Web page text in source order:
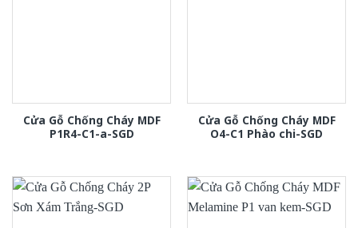
Cửa Gỗ Chống Cháy MDF
P1R4-C1-a-SGD
Cửa Gỗ Chống Cháy MDF
O4-C1 Phào chi-SGD